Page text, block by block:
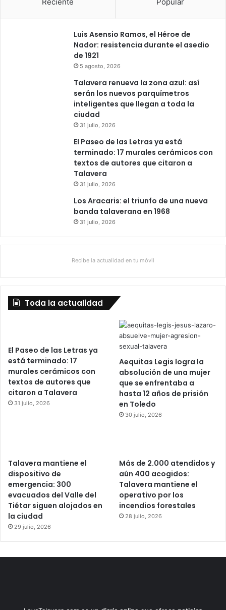
Luis Asensio Ramos, el Héroe de
Nador: resistencia durante el asedio
de 1921
5 agosto, 2026
Talavera renueva la zona azul: así
serán los nuevos parquímetros
inteligentes que llegan a toda la
ciudad
31 julio, 2026
El Paseo de las Letras ya está
terminado: 17 murales cerámicos con
textos de autores que citaron a
Talavera
31 julio, 2026
Los Aracaris: el triunfo de una nueva
banda talaverana en 1968
31 julio, 2026
Recibe la actualidad en tu móvil
Toda la actualidad
El Paseo de las Letras ya
está terminado: 17
murales cerámicos con
textos de autores que
citaron a Talavera
31 julio, 2026
Aequitas Legis logra la
absolución de una mujer
que se enfrentaba a
hasta 12 años de prisión
en Toledo
30 julio, 2026
Talavera mantiene el
dispositivo de
emergencia: 300
evacuados del Valle del
Tiétar siguen alojados en
la ciudad
29 julio, 2026
Más de 2.000 atendidos y
aún 400 acogidos:
Talavera mantiene el
operativo por los
incendios forestales
28 julio, 2026